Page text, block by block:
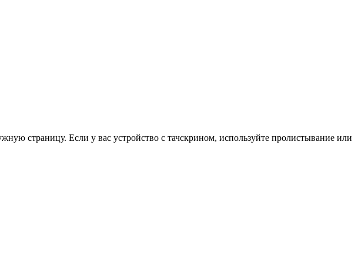
страницу. Если у вас устройство с тачскрином, используйте пролистывание или